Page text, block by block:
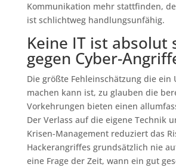
Kommunikation mehr stattfinden,
ist schlichtweg handlungsunfähig.
Keine IT ist absolut
gegen Cyber-
Die größte Fehleinschätzung die ein
machen kann ist, zu glauben die
Vorkehrungen bieten einen
Der Verlass auf die eigene Technik
Krisen-Management reduziert das
Hackerangriffes grundsätzlich nie
eine Frage der Zeit, wann ein gut